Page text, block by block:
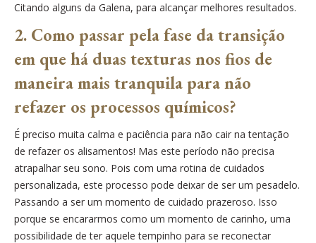
Citando alguns da Galena, para alcançar melhores resultados.
2. Como passar pela fase da transição
em que há duas texturas nos fios de
maneira mais tranquila para não
refazer os processos químicos?
É preciso muita calma e paciência para não cair na tentação
de refazer os alisamentos! Mas este período não precisa
atrapalhar seu sono. Pois com uma rotina de cuidados
personalizada, este processo pode deixar de ser um pesadelo.
Passando a ser um momento de cuidado prazeroso. Isso
porque se encararmos como um momento de carinho, uma
possibilidade de ter aquele tempinho para se reconectar